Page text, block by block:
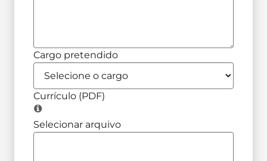
Cargo pretendido
Currículo (PDF)
Selecionar arquivo